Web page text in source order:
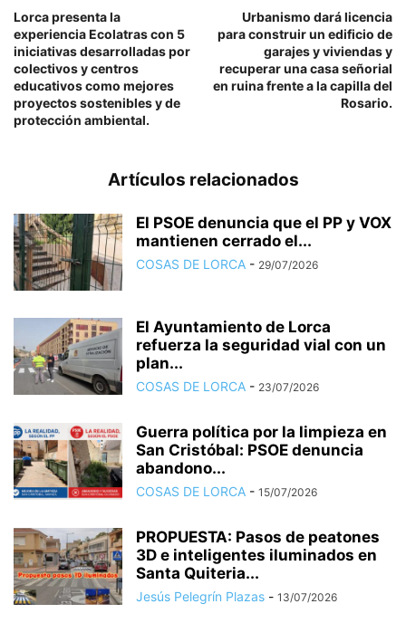
Lorca presenta la
experiencia Ecolatras con 5
iniciativas desarrolladas por
colectivos y centros
educativos como mejores
proyectos sostenibles y de
protección ambiental.
Urbanismo dará licencia
para construir un edificio de
garajes y viviendas y
recuperar una casa señorial
en ruina frente a la capilla del
Rosario.
Artículos relacionados
El PSOE denuncia que el PP y VOX
mantienen cerrado el...
COSAS DE LORCA - 29/07/2026
El Ayuntamiento de Lorca
refuerza la seguridad vial con un
plan...
COSAS DE LORCA - 23/07/2026
Guerra política por la limpieza en
San Cristóbal: PSOE denuncia
abandono...
COSAS DE LORCA - 15/07/2026
PROPUESTA: Pasos de peatones
3D e inteligentes iluminados en
Santa Quiteria...
Jesús Pelegrín Plazas - 13/07/2026